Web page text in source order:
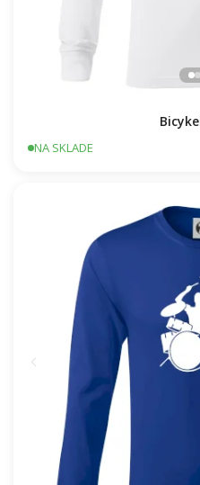
NA SKLADE